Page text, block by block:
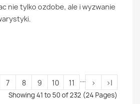
nie tylko ozdobe, ale i wyzwanie
7 8 9 10 11 .... > >|
Showing 41 to 50 of 232 (24 Pages)